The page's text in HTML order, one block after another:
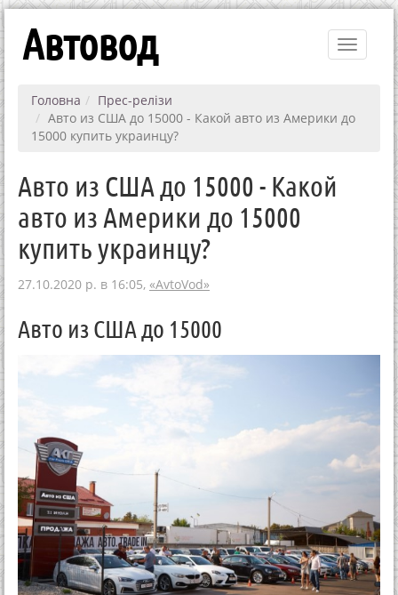
Toggle
Автовод
Головна
Прес-релізи
Авто из США до 15000 - Какой авто из Америки до
15000 купить украинцу?
Авто из США до 15000 - Какой
авто из Америки до 15000
купить украинцу?
27.10.2020 р. в 16:05, «AvtoVod»
Авто из США до 15000